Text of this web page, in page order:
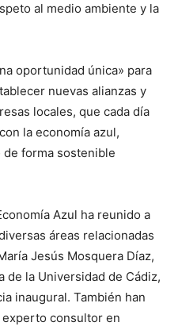
al medio ambiente y la
oportunidad única» para
nuevas alianzas y
locales, que cada día
la economía azul,
forma sostenible
Azul ha reunido a
áreas relacionadas
Jesús Mosquera Díaz,
de la Universidad de Cádiz,
inaugural. También han
experto consultor en